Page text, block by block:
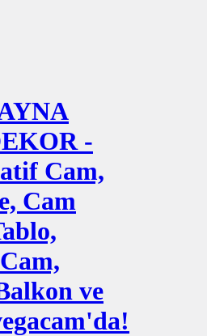
-
Cam,
Cam
ve